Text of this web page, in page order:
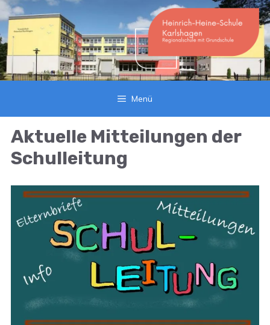
Zum
Inhalt
springen
Menü
Aktuelle Mitteilungen der
Schulleitung